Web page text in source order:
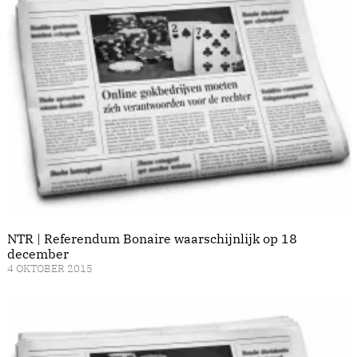
NTR | Referendum Bonaire waarschijnlijk op 18
december
4 OKTOBER 2015